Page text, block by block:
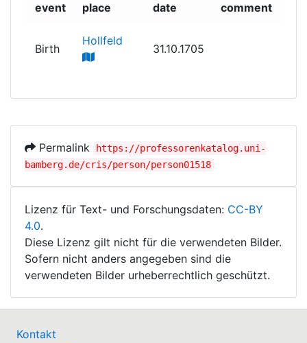
event place date comment
Birth
Hollfeld
31.10.1705
Permalink
https://professorenkatalog.uni-
bamberg.de/cris/person/person01518
Lizenz für Text- und Forschungsdaten: CC-BY
4.0.
Diese Lizenz gilt nicht für die verwendeten Bilder.
Sofern nicht anders angegeben sind die
verwendeten Bilder urheberrechtlich geschützt.
Kontakt